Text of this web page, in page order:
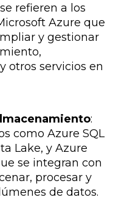
se refieren a los
Azure que
y gestionar
otros servicios en
:
como Azure SQL
Lake, y Azure
se integran con
procesar y
de datos.